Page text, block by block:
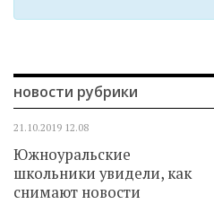
новости рубрики
21.10.2019 12.08
Южноуральские
школьники увидели, как
снимают новости